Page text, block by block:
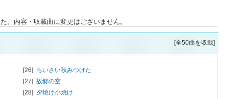
。内容・収載曲に変更はございません。
[全50曲を収載]
[26] ちいさい秋みつけた
[27] 故郷の空
[28] 夕焼け小焼け